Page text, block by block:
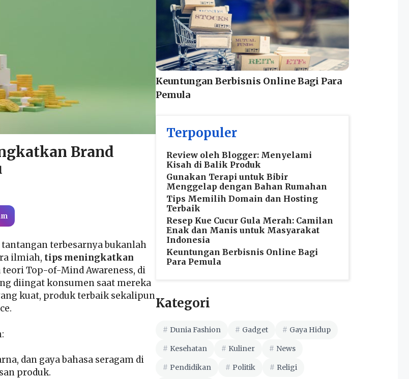
Brand
terbesarnya bukanlah
ilmiah, tips meningkatkan
teori Top-of-Mind Awareness, di
diingat konsumen saat mereka
kuat, produk terbaik sekalipun
dan gaya bahasa seragam di
produk.
Keuntungan Berbisnis Online Bagi Para
Pemula
Terpopuler
Review oleh Blogger: Menyelami
Kisah di Balik Produk
Gunakan Terapi untuk Bibir
Menggelap dengan Bahan Rumahan
Tips Memilih Domain dan Hosting
Terbaik
Resep Kue Cucur Gula Merah: Camilan
Enak dan Manis untuk Masyarakat
Indonesia
Keuntungan Berbisnis Online Bagi
Para Pemula
Kategori
Dunia Fashion Gadget Gaya Hidup
Kesehatan Kuliner News
Pendidikan Politik Religi